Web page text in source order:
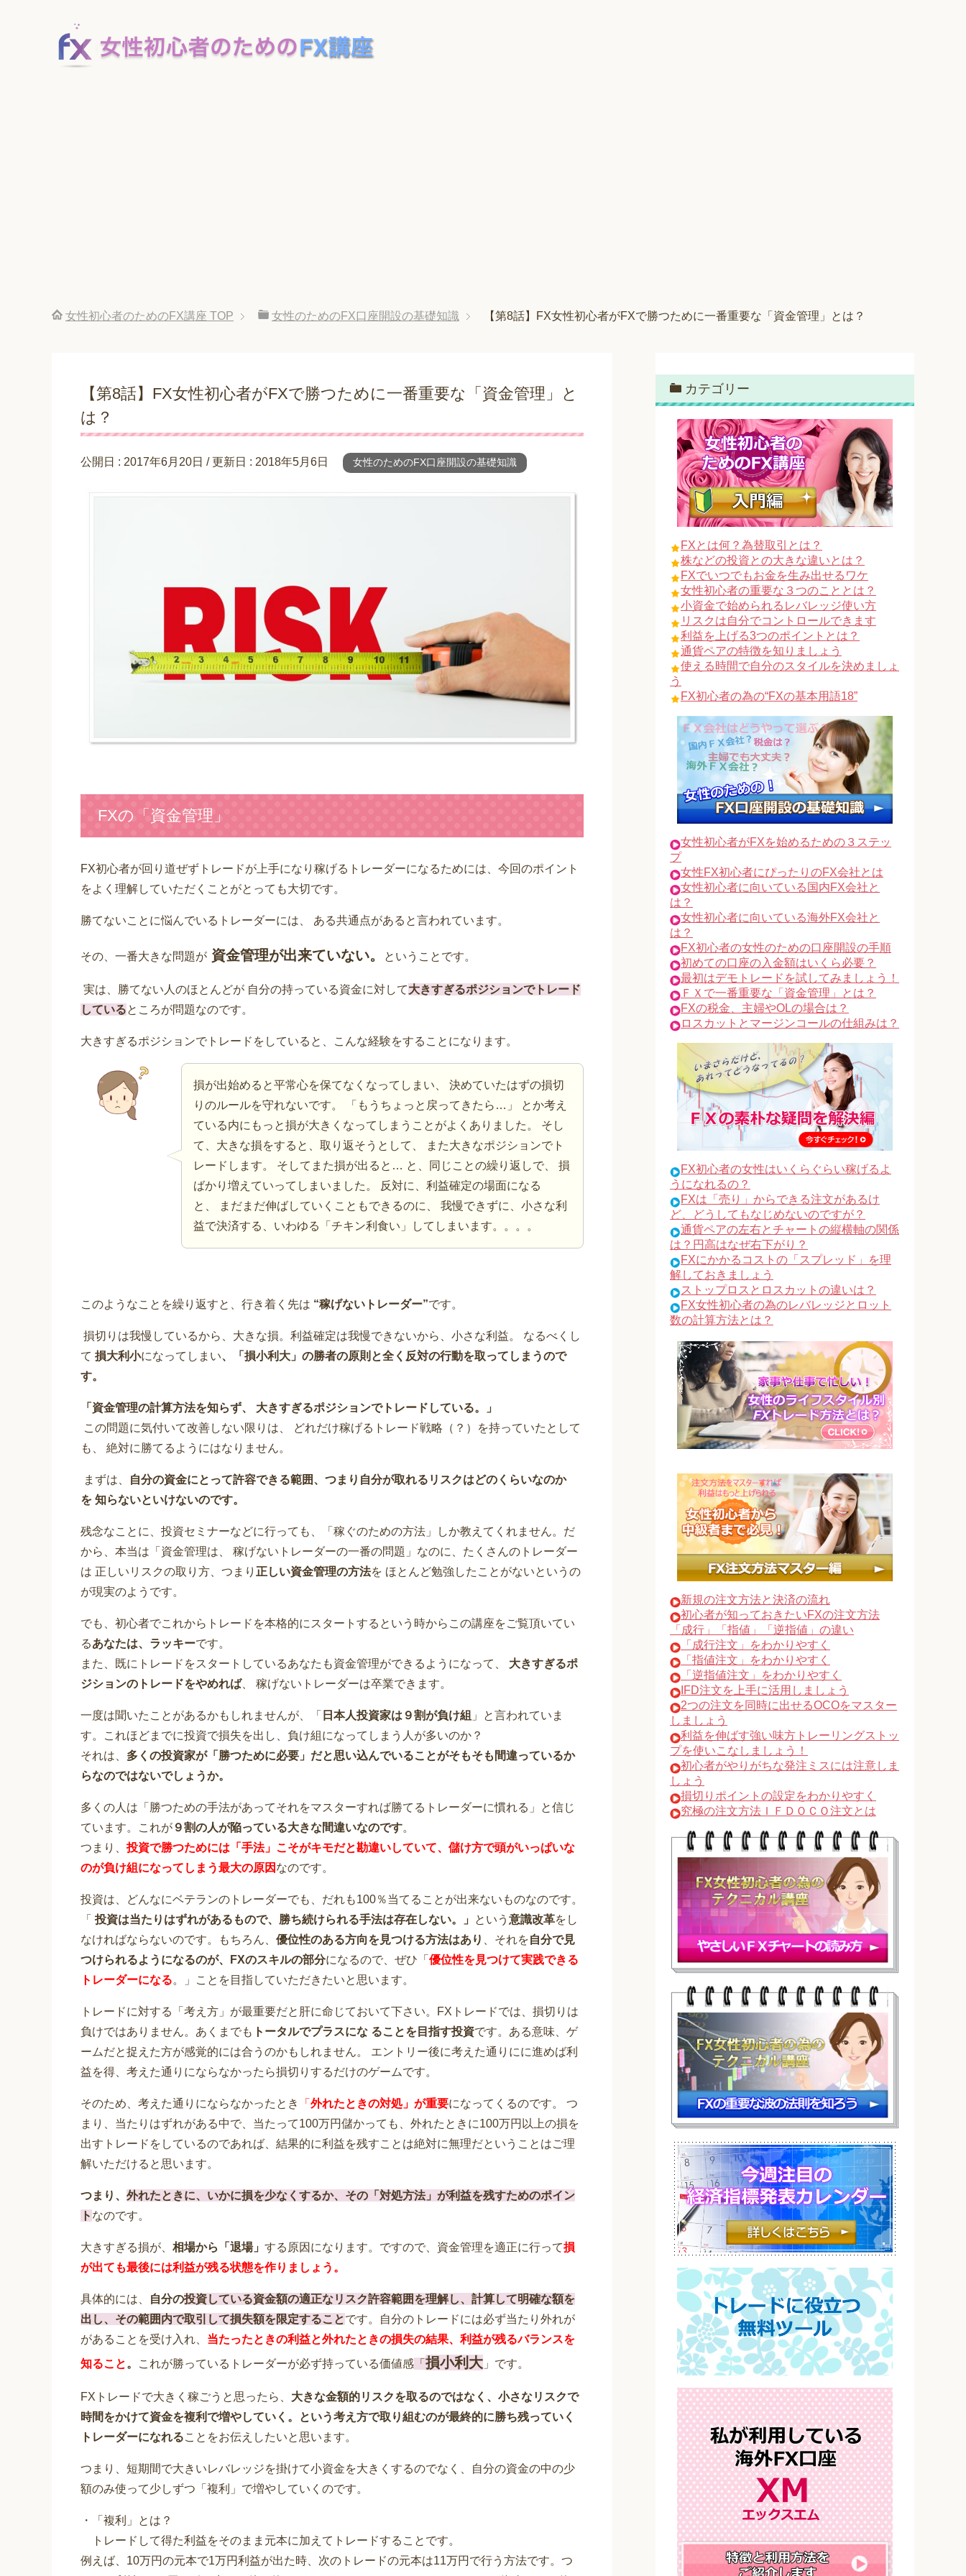
女性初心者のためのFX講座 TOP 女性のためのFX口座開設の基礎知識 【第8話】FX女性初心者がFXで勝つために一番重要な「資金管理」とは？
【第8話】FX女性初心者がFXで勝つために一番重要な「資金管理」と
は？
公開日 : 2017年6月20日 / 更新日 : 2018年5月6日 女性のためのFX口座開設の基礎知識
FXの「資金管理」
FX初心者が回り道ぜずトレードが上手になり稼げるトレーダーになるためには、今回のポイント
をよく理解していただくことがとっても大切です。
勝てないことに悩んでいるトレーダーには、 ある共通点があると言われています。
その、一番大きな問題が 資金管理が出来ていない。 ということです。
実は、勝てない人のほとんどが 自分の持っている資金に対して大きすぎるポジションでトレード
しているところが問題なのです。
大きすぎるポジションでトレードをしていると、こんな経験をすることになります。
損が出始めると平常心を保てなくなってしまい、 決めていたはずの損切
りのルールを守れないです。 「もうちょっと戻ってきたら…」 とか考え
ている内にもっと損が大きくなってしまうことがよくありました。 そし
て、大きな損をすると、取り返そうとして、 また大きなポジションでト
レードします。 そしてまた損が出ると… と、同じことの繰り返しで、 損
ばかり増えていってしまいました。 反対に、利益確定の場面になる
と、 まだまだ伸ばしていくこともできるのに、 我慢できずに、小さな利
益で決済する、いわゆる「チキン利食い」してしまいます。。。。
このようなことを繰り返すと、行き着く先は “稼げないトレーダー”です。
損切りは我慢しているから、大きな損。利益確定は我慢できないから、小さな利益。 なるべくし
て 損大利小になってしまい、「損小利大」の勝者の原則と全く反対の行動を取ってしまうので
す。
「資金管理の計算方法を知らず、
大きすぎるポジションでトレードしている。」
この問題に気付いて改善しない限りは、 どれだけ稼げるトレード戦略（？）を持っていたとして
も、 絶対に勝てるようにはなりません。
まずは、
自分の資金にとって許容できる範囲、つまり自分が取れるリスクはどのくらいなのか
を 知らないといけないのです。
残念なことに、投資セミナーなどに行っても、「稼ぐのための方法」しか教えてくれません。だ
から、本当は「資金管理は、 稼げないトレーダーの一番の問題」なのに、たくさんのトレーダー
は 正しいリスクの取り方、つまり 正しい資金管理の方法を ほとんど勉強したことがないというの
が現実のようです。
でも、初心者でこれからトレードを本格的にスタートするという時からこの講座をご覧頂いてい
るあなたは、ラッキーです。
また、既にトレードをスタートしているあなたも資金管理ができるようになって、 大きすぎるポ
ジションのトレードをやめれば、 稼げないトレーダーは卒業できます。
一度は聞いたことがあるかもしれませんが、「 日本人投資家は９割が負け組 」と言われていま
す。これほどまでに投資で損失を出し、負け組になってしまう人が多いのか？
それは、 多くの投資家が「勝つために必要」だと思い込んでいることがそもそも間違っているか
らなのではないでしょうか。
多くの人は「勝つための手法があってそれをマスターすれば勝てるトレーダーに慣れる」と信じ
ています。これが ９割の人が陥っている大きな間違いなのです。
つまり、投資で勝つためには「手法」こそがキモだと勘違いしていて、儲け方で頭がいっぱいな
のが負け組になってしまう最大の原因 なのです。
投資は、どんなにベテランのトレーダーでも、だれも100％当てることが出来ないものなのです。
「 投資は当たりはずれがあるもので、勝ち続けられる手法は存在しない。」 という 意識改革をし
なければならないのです。もちろん、 優位性のある方向を見つける方法はあり 、それを自分で見
つけられるようになるのが、FXのスキルの部分になるので、ぜひ「 優位性を見つけて実践できる
トレーダーになる。」ことを目指していただきたいと思います。
トレードに対する「考え方」が最重要だと肝に命じておいて下さい。FXトレードでは、損切りは
負けではありません。あくまでも トータルでプラスにな ることを⽬指す投資です。ある意味、ゲ
ームだと捉えた方が感覚的には合うのかもしれません。 エントリー後に考えた通りにに進めば利
益を得、考えた通りにならなかったら損切りするだけのゲームです。
そのため、考えた通りにならなかったとき 「 外れたときの対処」 が重要になってくるのです。 つ
まり、当たりはずれがある中で、当たって100万円儲かっても、外れたときに100万円以上の損を
出すトレードをしているのであれば、結果的に利益を残すことは絶対に無理だということはご理
解いただけると思います。
つまり、 外れたときに、いかに損を少なくするか、その「対処方法」が利益を残すためのポイン
ト なのです。
大きすぎる損が、 相場から「退場」 する原因になります。ですので、資金管理を適正に行って損
が出ても最後には利益が残る状態を作りましょう。
具体的には、 自分の投資している資金額の適正なリスク許容範囲を理解し、計算して明確な額を
出し、その範囲内で取引して損失額を限定することです。自分のトレードには必ず当たり外れが
があることを受け入れ、 当たったときの利益と外れたときの損失の結果、利益が残るバランスを
知ること。 これが勝っているトレーダーが必ず持っている価値感 「 損小利大 」です。
FXトレードで⼤きく稼ごうと思ったら、 ⼤きな金額的リスクを取るのではなく、⼩さなリスクで
時間をかけて資金を複利で増やしていく。という考え方で取り組むのが最終的に勝ち残っていく
トレーダーになれることをお伝えしたいと思います。
つまり、短期間で大きいレバレッジを掛けて小資金を大きくするのでなく、自分の資金の中の少
額のみ使って少しずつ「複利」で増やしていくのです。
・「複利」とは？
トレードして得た利益をそのまま元本に加えてトレードすることです。
例えば、10万円の元本で1万円利益が出た時、次のトレードの元本は11万円で行う方法です。つ
カテゴリー
FXとは何？為替取引とは？
株などの投資との大きな違いとは？
FXでいつでもお金を生み出せるワケ
女性初心者の重要な３つのこととは？
小資金で始められるレバレッジ使い方
リスクは自分でコントロールできます
利益を上げる3つのポイントとは？
通貨ペアの特徴を知りましょう
使える時間で自分のスタイルを決めましょ
う
FX初心者の為の“FXの基本用語18”
女性初心者がFXを始めるための３ステッ
プ
女性FX初心者にぴったりのFX会社とは
女性初心者に向いている国内FX会社と
は？
女性初心者に向いている海外FX会社と
は？
FX初心者の女性のための口座開設の手順
初めての口座の入金額はいくら必要？
最初はデモトレードを試してみましょう！
ＦＸで一番重要な「資金管理」とは？
FXの税金、主婦やOLの場合は？
ロスカットとマージンコールの仕組みは？
FX初心者の女性はいくらぐらい稼げるよ
うになれるの？
FXは「売り」からできる注文があるけ
ど、どうしてもなじめないのですが？
通貨ペアの左右とチャートの縦横軸の関係
は？円高はなぜ右下がり？
FXにかかるコストの「スプレッド」を理
解しておきましょう
ストップロスとロスカットの違いは？
FX女性初心者の為のレバレッジとロット
数の計算方法とは？
新規の注文方法と決済の流れ
初心者が知っておきたいFXの注文方法
「成行」「指値」「逆指値」の違い
「成行注文」をわかりやすく
「指値注文」をわかりやすく
「逆指値注文」をわかりやすく
IFD注文を上手に活用しましょう
2つの注文を同時に出せるOCOをマスター
しましょう
利益を伸ばす強い味方トレーリングストッ
プを使いこなしましょう！
初心者がやりがちな発注ミスには注意しま
しょう
損切りポイントの設定をわかりやすく
究極の注文方法ＩＦＤＯＣＯ注文とは